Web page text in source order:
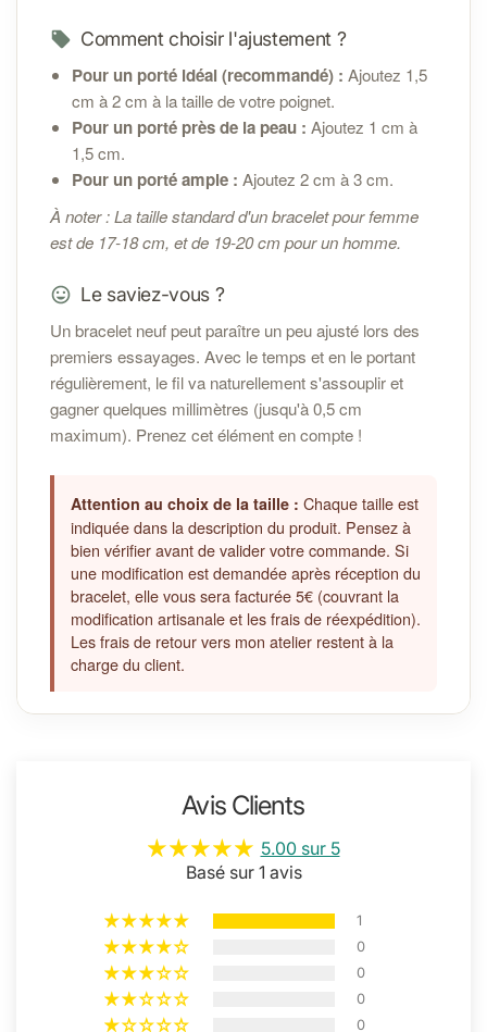
Comment choisir l'ajustement ?
Pour un porté idéal (recommandé) : Ajoutez 1,5
cm à 2 cm à la taille de votre poignet.
Pour un porté près de la peau : Ajoutez 1 cm à
1,5 cm.
Pour un porté ample : Ajoutez 2 cm à 3 cm.
À noter : La taille standard d'un bracelet pour femme
est de 17-18 cm, et de 19-20 cm pour un homme.
Le saviez-vous ?
Un bracelet neuf peut paraître un peu ajusté lors des
premiers essayages. Avec le temps et en le portant
régulièrement, le fil va naturellement s'assouplir et
gagner quelques millimètres (jusqu'à 0,5 cm
maximum). Prenez cet élément en compte !
Attention au choix de la taille : Chaque taille est
indiquée dans la description du produit. Pensez à
bien vérifier avant de valider votre commande. Si
une modification est demandée après réception du
bracelet, elle vous sera facturée 5€ (couvrant la
modification artisanale et les frais de réexpédition).
Les frais de retour vers mon atelier restent à la
charge du client.
Avis Clients
5.00 sur 5
Basé sur 1 avis
1
0
0
0
0